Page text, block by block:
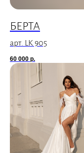
БЕРТА
арт. LK 905
60 000 р.